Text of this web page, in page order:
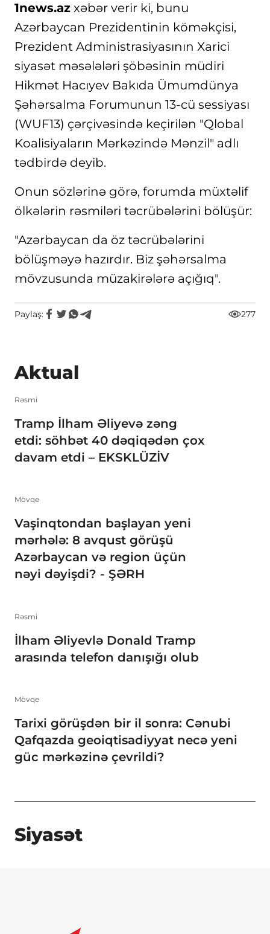
1news.az xəbər verir ki, bunu
Azərbaycan Prezidentinin köməkçisi,
Prezident Administrasiyasının Xarici
siyasət məsələləri şöbəsinin müdiri
Hikmət Hacıyev Bakıda Ümumdünya
Şəhərsalma Forumunun 13-cü sessiyası
(WUF13) çərçivəsində keçirilən "Qlobal
Koalisiyaların Mərkəzində Mənzil" adlı
tədbirdə deyib.
Onun sözlərinə görə, forumda müxtəlif
ölkələrin rəsmiləri təcrübələrini bölüşür:
"Azərbaycan da öz təcrübələrini
bölüşməyə hazırdır. Biz şəhərsalma
mövzusunda müzakirələrə açığıq".
Paylaş: 277
Aktual
Rəsmi
Tramp İlham Əliyevə zəng
etdi: söhbət 40 dəqiqədən çox
davam etdi – EKSKLÜZİV
Mövqe
Vaşinqtondan başlayan yeni
mərhələ: 8 avqust görüşü
Azərbaycan və region üçün
nəyi dəyişdi? - ŞƏRH
Rəsmi
İlham Əliyevlə Donald Tramp
arasında telefon danışığı olub
Mövqe
Tarixi görüşdən bir il sonra: Cənubi
Qafqazda geoiqtisadiyyat necə yeni
güc mərkəzinə çevrildi?
Siyasət